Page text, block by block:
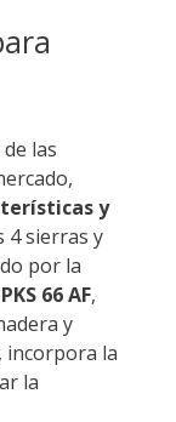
las
y
4 sierras y
por la
66 AF,
y
incorpora la
la